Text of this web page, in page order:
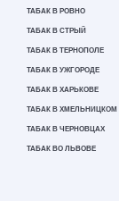
ТАБАК В РОВНО
ТАБАК В СТРЫЙ
ТАБАК В ТЕРНОПОЛЕ
ТАБАК В УЖГОРОДЕ
ТАБАК В ХАРЬКОВЕ
ТАБАК В ХМЕЛЬНИЦКОМ
ТАБАК В ЧЕРНОВЦАХ
ТАБАК ВО ЛЬВОВЕ